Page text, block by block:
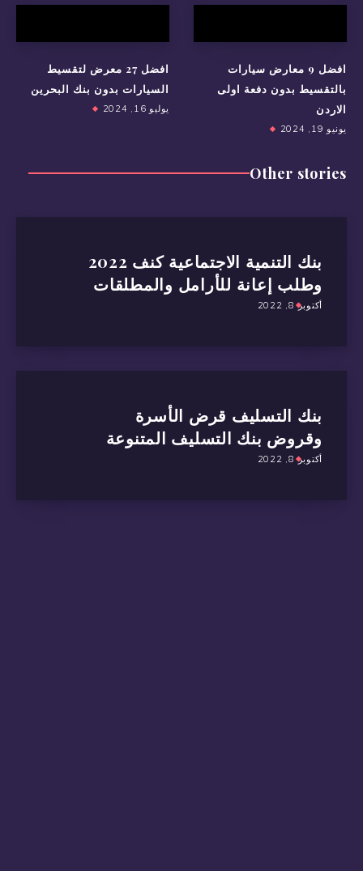
افضل 27 معرض لتقسيط
السيارات بدون بنك البحرين
يوليو 16, 2024
افضل 9 معارض سيارات
بالتقسيط بدون دفعة اولى
الاردن
يونيو 19, 2024
Other stories
بنك التنمية الاجتماعية كنف 2022
وطلب إعانة للأرامل والمطلقات
أكتوبر 8, 2022
بنك التسليف قرض الأسرة
وقروض بنك التسليف المتنوعة
أكتوبر 8, 2022